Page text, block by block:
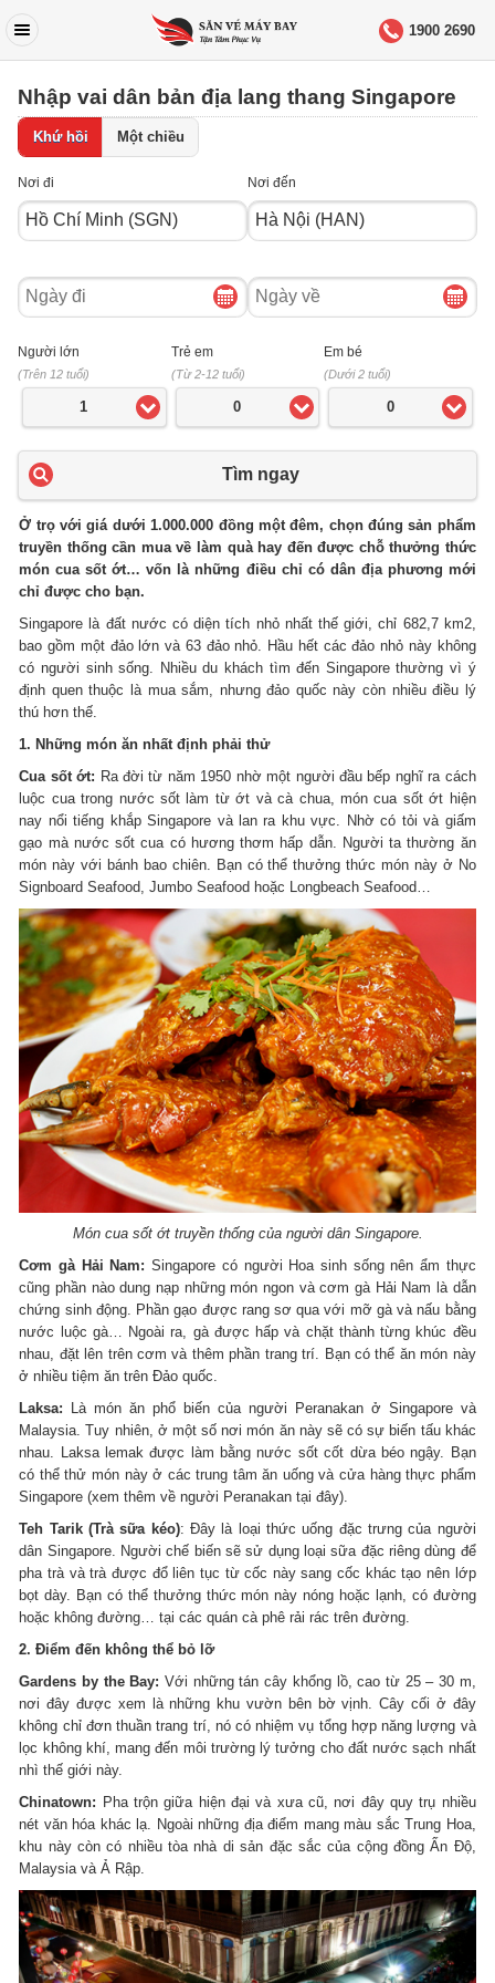
1900 2690
Nhập vai dân bản địa lang thang Singapore
Khứ hồi Một chiều
Nơi đi Nơi đến
Ngày
đi
Ngày
về
Người lớn
(Trên 12 tuổi)
1
Trẻ em
(Từ 2-12 tuổi)
0
Em bé
(Dưới 2 tuổi)
0
Tìm ngay
Ở trọ với giá dưới 1.000.000 đồng một đêm, chọn đúng sản phẩm
truyền thống cần mua về làm quà hay đến được chỗ thưởng thức
món cua sốt ớt… vốn là những điều chỉ có dân địa phương mới
chỉ được cho bạn.
Singapore là đất nước có diện tích nhỏ nhất thế giới, chỉ 682,7 km2,
bao gồm một đảo lớn và 63 đảo nhỏ. Hầu hết các đảo nhỏ này không
có người sinh sống. Nhiều du khách tìm đến Singapore thường vì ý
định quen thuộc là mua sắm, nhưng đảo quốc này còn nhiều điều lý
thú hơn thế.
1. Những món ăn nhất định phải thử
Cua sốt ớt: Ra đời từ năm 1950 nhờ một người đầu bếp nghĩ ra cách
luộc cua trong nước sốt làm từ ớt và cà chua, món cua sốt ớt hiện
nay nổi tiếng khắp Singapore và lan ra khu vực. Nhờ có tỏi và giấm
gạo mà nước sốt cua có hương thơm hấp dẫn. Người ta thường ăn
món này với bánh bao chiên. Bạn có thể thưởng thức món này ở No
Signboard Seafood, Jumbo Seafood hoặc Longbeach Seafood…
Món cua sốt ớt truyền thống của người dân Singapore.
Cơm gà Hải Nam: Singapore có người Hoa sinh sống nên ẩm thực
cũng phần nào dung nạp những món ngon và cơm gà Hải Nam là dẫn
chứng sinh động. Phần gạo được rang sơ qua với mỡ gà và nấu bằng
nước luộc gà… Ngoài ra, gà được hấp và chặt thành từng khúc đều
nhau, đặt lên trên cơm và thêm phần trang trí. Bạn có thể ăn món này
ở nhiều tiệm ăn trên Đảo quốc.
Laksa: Là món ăn phổ biến của người Peranakan ở Singapore và
Malaysia. Tuy nhiên, ở một số nơi món ăn này sẽ có sự biến tấu khác
nhau. Laksa lemak được làm bằng nước sốt cốt dừa béo ngậy. Bạn
có thể thử món này ở các trung tâm ăn uống và cửa hàng thực phẩm
Singapore (xem thêm về người Peranakan tại đây).
Teh Tarik (Trà sữa kéo): Đây là loại thức uống đặc trưng của người
dân Singapore. Người chế biến sẽ sử dụng loại sữa đặc riêng dùng để
pha trà và trà được đổ liên tục từ cốc này sang cốc khác tạo nên lớp
bọt dày. Bạn có thể thưởng thức món này nóng hoặc lạnh, có đường
hoặc không đường… tại các quán cà phê rải rác trên đường.
2. Điểm đến không thể bỏ lỡ
Gardens by the Bay: Với những tán cây khổng lồ, cao từ 25 – 30 m,
nơi đây được xem là những khu vườn bên bờ vịnh. Cây cối ở đây
không chỉ đơn thuần trang trí, nó có nhiệm vụ tổng hợp năng lượng và
lọc không khí, mang đến môi trường lý tưởng cho đất nước sạch nhất
nhì thế giới này.
Chinatown: Pha trộn giữa hiện đại và xưa cũ, nơi đây quy trụ nhiều
nét văn hóa khác lạ. Ngoài những địa điểm mang màu sắc Trung Hoa,
khu này còn có nhiều tòa nhà di sản đặc sắc của cộng đồng Ấn Độ,
Malaysia và Ả Rập.